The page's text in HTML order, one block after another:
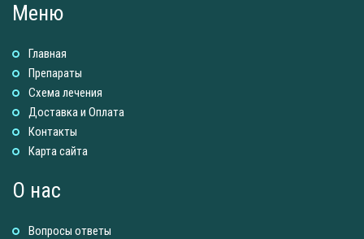
Меню
Главная
Препараты
Схема лечения
Доставка и Оплатa
Контакты
Карта сайта
О нас
Вопросы ответы